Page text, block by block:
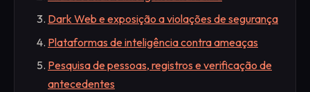
Dark Web e exposição a violações de segurança
Plataformas de inteligência contra ameaças
Pesquisa de pessoas, registros e verificação de
antecedentes